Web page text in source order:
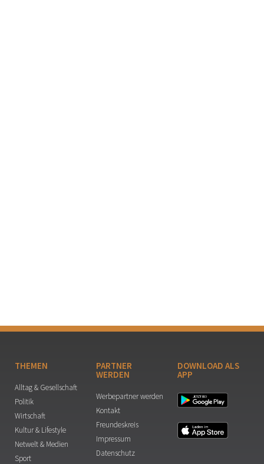
THEMEN
Alltag & Gesellschaft
Politik
Wirtschaft
Kultur & Lifestyle
Netwelt & Medien
Sport
PARTNER
WERDEN
Werbepartner werden
Kontakt
Freundeskreis
Impressum
Datenschutz
DOWNLOAD ALS
APP